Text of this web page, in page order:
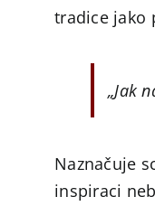
tradice jako
„Jak
Naznačuje
inspiraci